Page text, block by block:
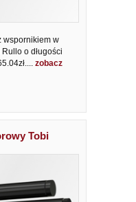
wspornikiem w
o długości
zobacz
Tobi